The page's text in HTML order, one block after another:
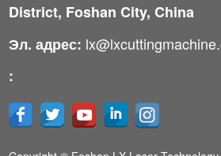
District, Foshan City, China
Эл. адрес:
: